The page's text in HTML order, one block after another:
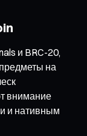
и BRC-20,
на
внимание
и нативным